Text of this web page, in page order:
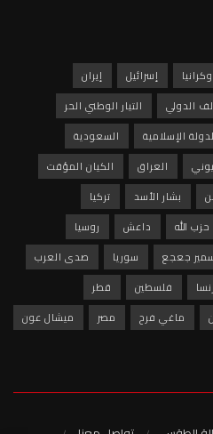
إسرائيل
إيران
الدولي
التيار الوطني الحر
الإسلامية
السعودية
العراق
الكيان المؤقت
بشار الأسد
تركيا
حزب الله داعش
روسيا
جعجع سوريا
صدى العرب
فلسطين
قطر
ماغي فرح مصر
ميشال عون